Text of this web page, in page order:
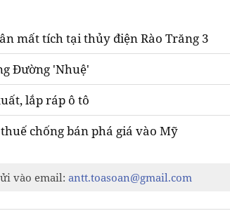
mất tích tại thủy điện Rào Trăng 3
Đường 'Nhuệ'
lắp ráp ô tô
chống bán phá giá vào Mỹ
vào email: antt.toasoan@gmail.com